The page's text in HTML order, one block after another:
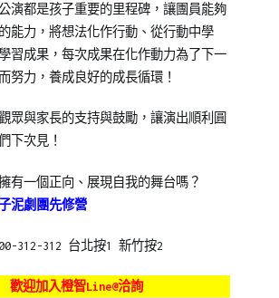
演都是孩子重要的里程碑，讓團員能夠
能力，將想法化作行動、從行動中學
習成果，每次成果在化作動力為了下一
努力，養成良好的成長循環！
眾與家長的支持與鼓勵，讓演出順利圓
下次見！
有一個正向、展現自我的舞台嗎？
泥劇團先修營
312-312 台北按1 新竹按2
歡迎加入橙智Line@洽詢